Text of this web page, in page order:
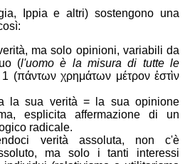
Ippia e altri) sostengono una
ma solo opinioni, variabili da
(l'uomo è la misura di tutte le
1 (πάντων χρημάτων μέτρον ἐστὶν
la sua verità = la sua opinione
esplicita affermazione di un
radicale.
verità assoluta, non c'è
ma solo i tanti interessi